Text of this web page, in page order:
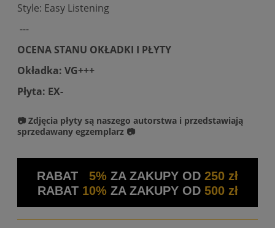
Style: Easy Listening
---
OCENA STANU OKŁADKI I PŁYTY
Okładka: VG+++
Płyta: EX-
📷 Zdjęcia płyty są naszego autorstwa i przedstawiają
sprzedawany egzemplarz 📷
RABAT 5% ZA ZAKUPY OD 250 zł
RABAT 10%ZA ZAKUPY OD 500 zł